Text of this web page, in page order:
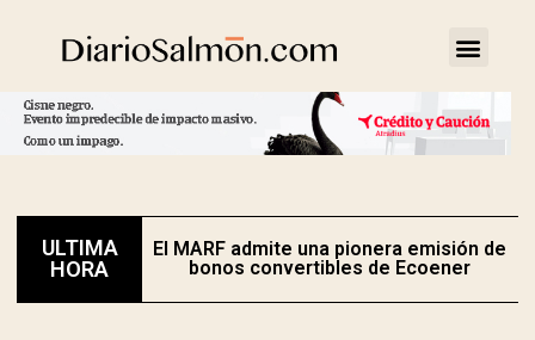
ULTIMA
HORA
El MARF admite una pionera emisión de
bonos convertibles de Ecoener